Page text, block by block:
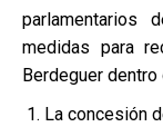
parlamentarios
medidas para
Berdeguer
La concesión